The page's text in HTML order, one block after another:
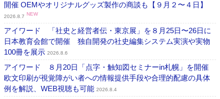
開催 OEMやオリジナルグッズ製作の商談も【９月２〜４日】
2026.8.7 NEW
アイワード 「社史と経営者伝・東京展」を８月25日〜26日に
日本教育会館で開催 独自開発の社史編集システム実演や実物
100冊を展示 2026.8.6
アイワード ８月20日「点字・触知図セミナーin札幌」を開催
欧文印刷が視覚障がい者への情報提供手段や合理的配慮の具体
例を解説、WEB視聴も可能 2026.8.4